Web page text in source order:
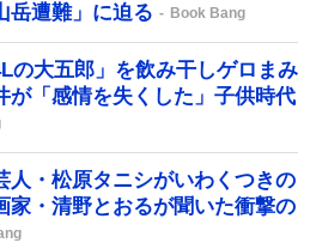
岳遭難」に迫る
Book Bang
の大五郎」を飲み干しゲロまみ
「感情を失くした」子供時代
人・松原タニシがいわくつきの
・清野とおるが聞いた衝撃の